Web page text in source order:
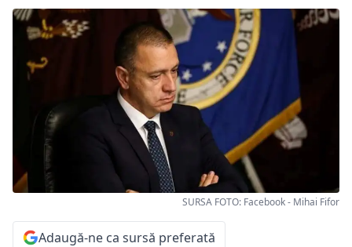
SURSA FOTO: Facebook - Mihai Fifor
Adaugă-ne ca sursă preferată